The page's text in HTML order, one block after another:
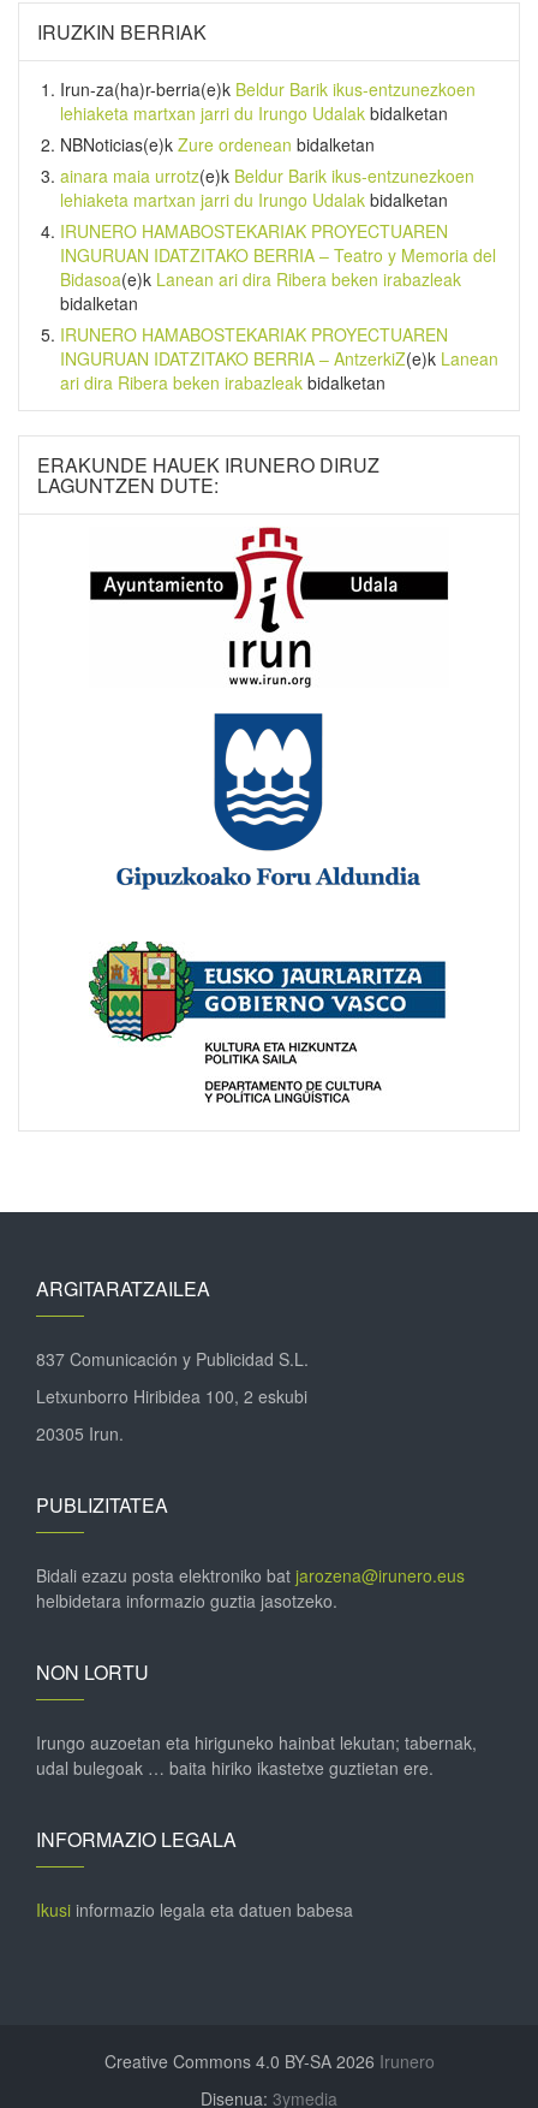
IRUZKIN BERRIAK
Irun-za(ha)r-berria(e)k Beldur Barik ikus-entzunezkoen
lehiaketa martxan jarri du Irungo Udalak bidalketan
NBNoticias(e)k Zure ordenean bidalketan
ainara maia urrotz(e)k Beldur Barik ikus-entzunezkoen
lehiaketa martxan jarri du Irungo Udalak bidalketan
IRUNERO HAMABOSTEKARIAK PROYECTUAREN
INGURUAN IDATZITAKO BERRIA – Teatro y Memoria del
Bidasoa(e)k Lanean ari dira Ribera beken irabazleak
bidalketan
IRUNERO HAMABOSTEKARIAK PROYECTUAREN
INGURUAN IDATZITAKO BERRIA – AntzerkiZ(e)k Lanean
ari dira Ribera beken irabazleak bidalketan
ERAKUNDE HAUEK IRUNERO DIRUZ
LAGUNTZEN DUTE:
ARGITARATZAILEA
837 Comunicación y Publicidad S.L.
Letxunborro Hiribidea 100, 2 eskubi
20305 Irun.
PUBLIZITATEA
Bidali ezazu posta elektroniko bat jarozena@irunero.eus
helbidetara informazio guztia jasotzeko.
NON LORTU
Irungo auzoetan eta hiriguneko hainbat lekutan; tabernak,
udal bulegoak … baita hiriko ikastetxe guztietan ere.
INFORMAZIO LEGALA
Ikusi informazio legala eta datuen babesa
Creative Commons 4.0 BY-SA 2026 Irunero
Disenua: 3ymedia